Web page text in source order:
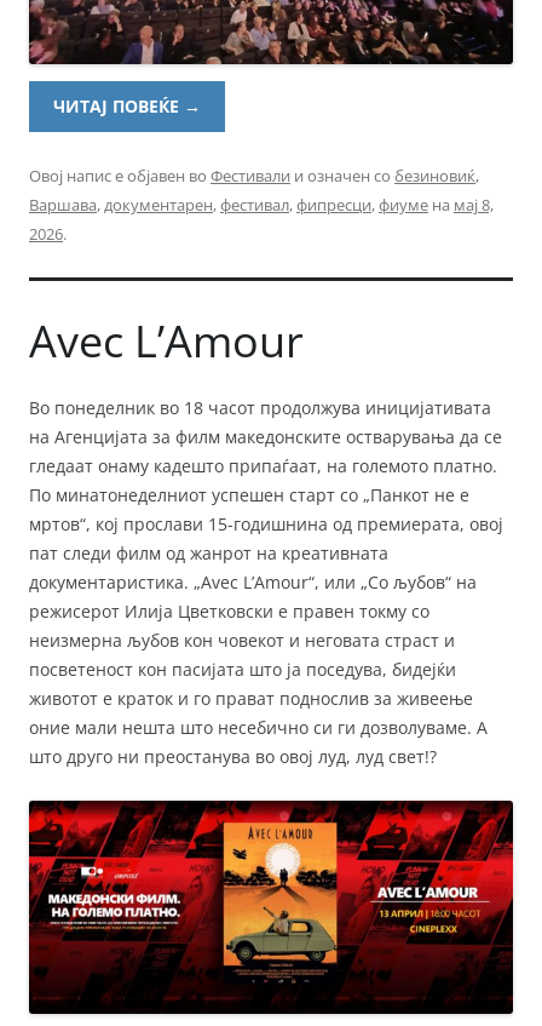
ЧИТАЈ ПОВЕЌЕ →
Овој напис е објавен во Фестивали и означен со безиновиќ,
Варшава,документарен,фестивал,фипресци,фиуме на мај 8,
2026.
Avec L’Amour
Во понеделник во 18 часот продолжува иницијативата
на Агенцијата за филм македонските оствaрувања да се
гледаат онаму кадешто припаѓаат, на големото платно.
По минатонеделниот успешен старт со „Панкот не е
мртов“, кој прослави 15-годишнина од премиерата, овој
пат следи филм од жанрот на креативната
документаристика. „Avec L’Amour“, или „Со љубов“ на
режисерот Илијa Цветковски е правен токму со
неизмерна љубов кон човекот и неговaта страст и
посветеност кон пасијата што ја поседува, бидејќи
животот e краток и го прават поднослив за живеење
оние мали нешта што несебично си ги дозволуваме. А
што друго ни преостанува во овој луд, луд свет!?